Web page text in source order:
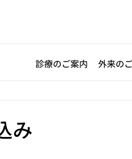
診療のご案内 外来の
み